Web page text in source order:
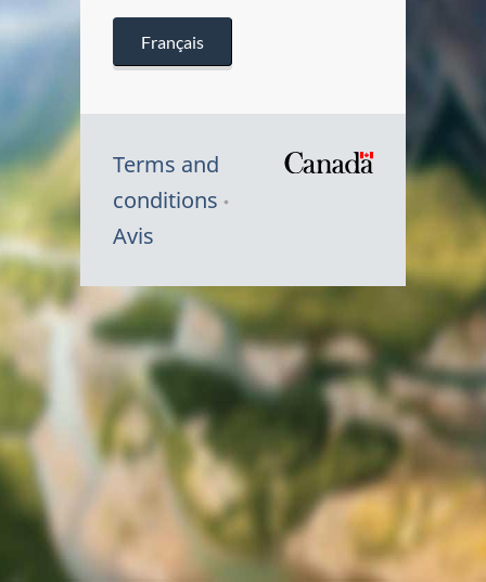
Français
Terms and
conditions
Avis
Canada